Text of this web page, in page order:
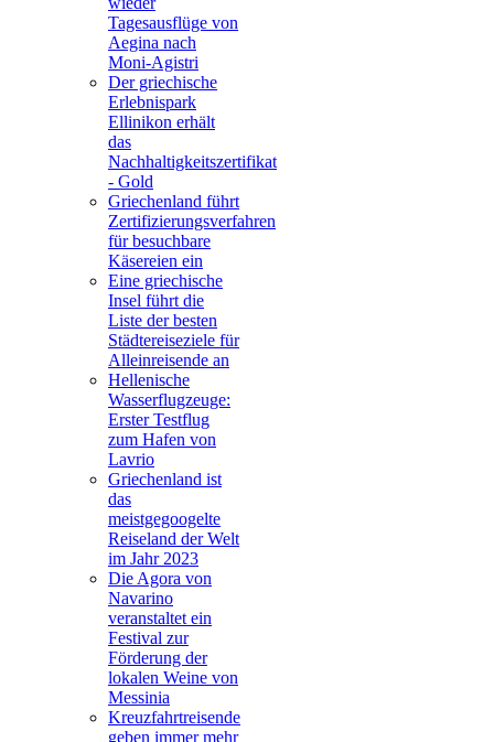
Tagesausflüge von
Aegina nach
Moni-Agistri
Der griechische
Erlebnispark
Ellinikon erhält
das
Nachhaltigkeitszertifikat
- Gold
Griechenland führt
Zertifizierungsverfahren
für besuchbare
Käsereien ein
Eine griechische
Insel führt die
Liste der besten
Städtereiseziele für
Alleinreisende an
Hellenische
Wasserflugzeuge:
Erster Testflug
zum Hafen von
Lavrio
Griechenland ist
das
meistgegoogelte
Reiseland der Welt
im Jahr 2023
Die Agora von
Navarino
veranstaltet ein
Festival zur
Förderung der
lokalen Weine von
Messinia
Kreuzfahrtreisende
geben immer mehr